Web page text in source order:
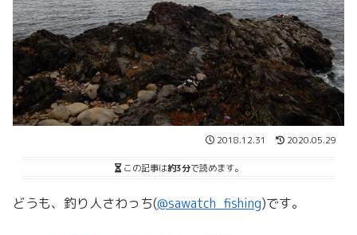
2018.12.31 2020.05.29
この記事は約3分で読めます。
どうも、釣り人さわっち(@sawatch_fishing)です。